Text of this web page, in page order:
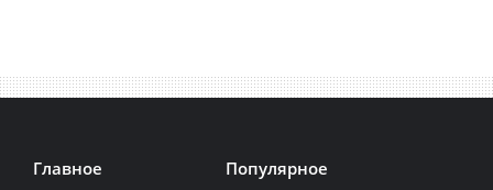
Главное Популярное